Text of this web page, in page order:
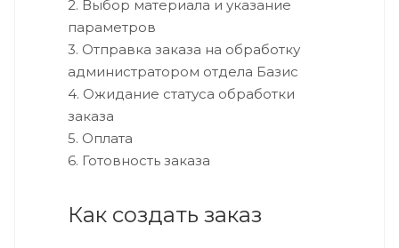
2. Выбор материала и указание
параметров
3. Отправка заказа на обработку
администратором отдела Базис
4. Ожидание статуса обработки
заказа
5. Оплата
6. Готовность заказа
Как создать заказ